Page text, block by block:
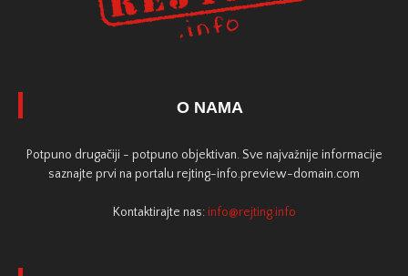
O NAMA
Potpuno drugačiji - potpuno objektivan. Sve najvažnije informacije
saznajte prvi na portalu rejting-info.preview-domain.com
Kontaktirajte nas: info@rejting.info